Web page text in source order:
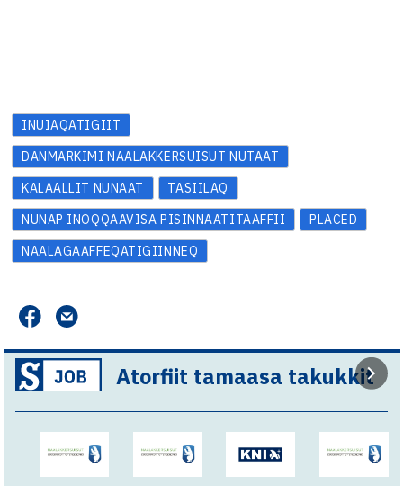
INUIAQATIGIIT
DANMARKIMI NAALAKKERSUISUT NUTAAT
KALAALLIT NUNAAT
TASIILAQ
NUNAP INOQQAAVISA PISINNAATITAAFFII
PLACED
NAALAGAAFFEQATIGIINNEQ
Atorfiit tamaasa takukkit